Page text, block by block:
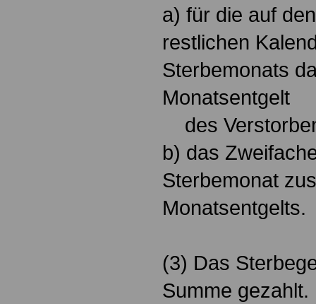
a) für die auf
restlichen
Sterbemonats
Monatsentgelt
des
b) das
Sterbemonat
Monatsentgelts.
(3) Das
Summe gezahlt.